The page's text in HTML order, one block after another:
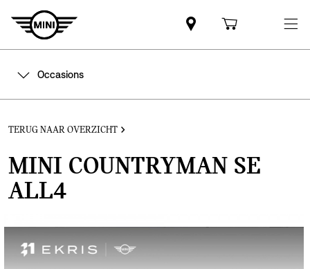
Occasions
TERUG NAAR OVERZICHT
MINI COUNTRYMAN SE
ALL4